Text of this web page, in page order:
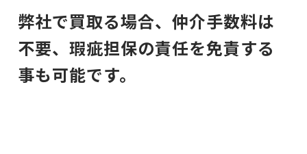
弊社で買取る場合、仲介手数料は
不要、瑕疵担保の責任を免責する
事も可能です。